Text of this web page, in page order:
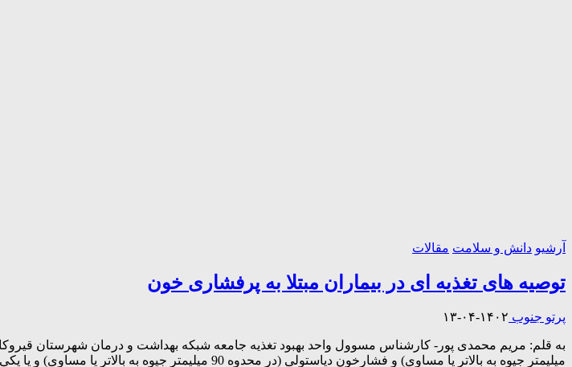
آرشیو دانش و سلامت مقالات
توصیه های تغذیه ای در بیماران مبتلا به پرفشاری خون
پرتو جنوب ۱۴۰۲-۰۴-۱۳